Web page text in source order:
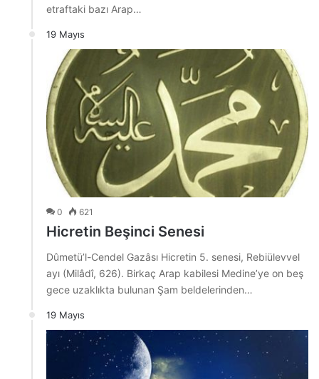
etraftaki bazı Arap…
19 Mayıs
0 621
Hicretin Beşinci Senesi
Dûmetü’l-Cendel Gazâsı Hicretin 5. senesi, Rebiülevvel
ayı (Milâdî, 626). Birkaç Arap kabilesi Medine’ye on beş
gece uzaklıkta bulunan Şam beldelerinden…
19 Mayıs